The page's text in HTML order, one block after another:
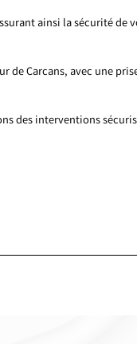
ainsi la sécurité de
Carcans, avec une
des interventions